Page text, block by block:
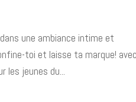
une ambiance intime et
toi et laisse ta marque!
les jeunes du...